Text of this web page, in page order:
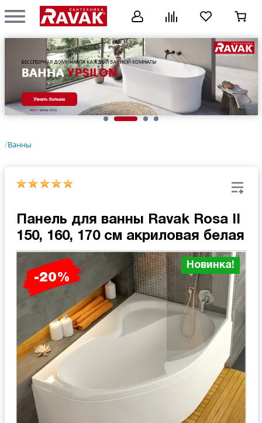
/Ванны
Панель для ванны Ravak Rosa II
150, 160, 170 см акриловая белая
-20%
Новинка!